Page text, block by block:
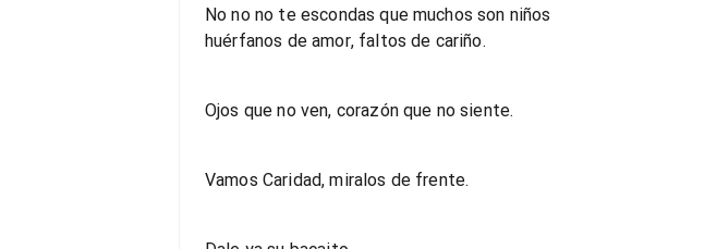
No no no te escondas que muchos son niños
huérfanos de amor, faltos de cariño.
Ojos que no ven, corazón que no siente.
Vamos Caridad, miralos de frente.